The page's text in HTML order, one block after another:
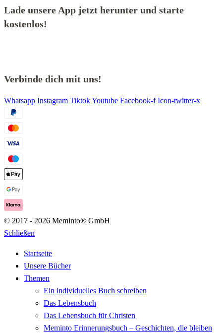
Lade unsere App jetzt herunter und starte
kostenlos!
Verbinde dich mit uns!
Whatsapp Instagram TiktokYoutube Facebook-f Icon-twitter-x
© 2017 - 2026 Meminto® GmbH
Schließen
Startseite
Unsere Bücher
Themen
Ein individuelles Buch schreiben
Das Lebensbuch
Das Lebensbuch für Christen
Meminto Erinnerungsbuch – Geschichten, die bleiben